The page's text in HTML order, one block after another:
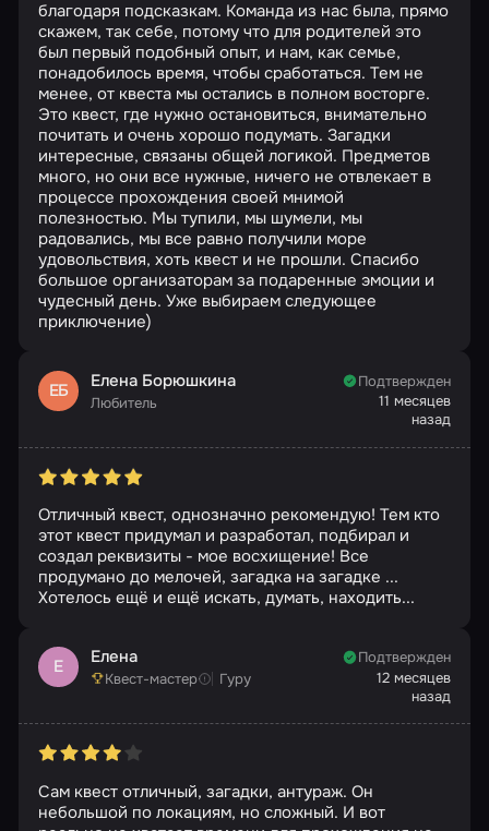
благодаря подсказкам. Команда из нас была, прямо
скажем, так себе, потому что для родителей это
был первый подобный опыт, и нам, как семье,
понадобилось время, чтобы сработаться. Тем не
менее, от квеста мы остались в полном восторге.
Это квест, где нужно остановиться, внимательно
почитать и очень хорошо подумать. Загадки
интересные, связаны общей логикой. Предметов
много, но они все нужные, ничего не отвлекает в
процессе прохождения своей мнимой
полезностью. Мы тупили, мы шумели, мы
радовались, мы все равно получили море
удовольствия, хоть квест и не прошли. Спасибо
большое организаторам за подаренные эмоции и
чудесный день. Уже выбираем следующее
приключение)
ЕБ Елена Борюшкина
Любитель
Подтвержден
11 месяцев
назад
Отличный квест, однозначно рекомендую! Тем кто
этот квест придумал и разработал, подбирал и
создал реквизиты - мое восхищение! Все
продумано до мелочей, загадка на загадке ...
Хотелось ещё и ещё искать, думать, находить...
Е Елена
Квест-мастер Гуру
Подтвержден
12 месяцев
назад
Сам квест отличный, загадки, антураж. Он
небольшой по локациям, но сложный. И вот